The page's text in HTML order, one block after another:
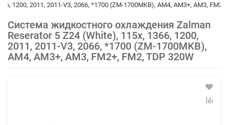
1200, 2011, 2011-V3, 2066, *1700 (ZM-1700MKB), AM4, AM3+, AM3,
Система жидкостного охлаждения Zalman
Reserator 5 Z24 (White), 115x, 1366, 1200,
2011, 2011-V3, 2066, *1700 (ZM-1700MKB),
AM4, AM3+, AM3, FM2+, FM2, TDP 320W